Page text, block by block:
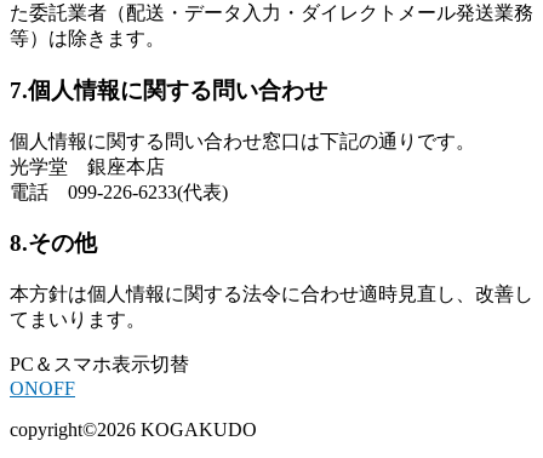
た委託業者（配送・データ入力・ダイレクトメール発送業務
等）は除きます。
7.個人情報に関する問い合わせ
個人情報に関する問い合わせ窓口は下記の通りです。
光学堂 銀座本店
電話 099-226-6233(代表)
8.その他
本方針は個人情報に関する法令に合わせ適時見直し、改善し
てまいります。
PC＆スマホ表示切替
ONOFF
copyright©2026 KOGAKUDO